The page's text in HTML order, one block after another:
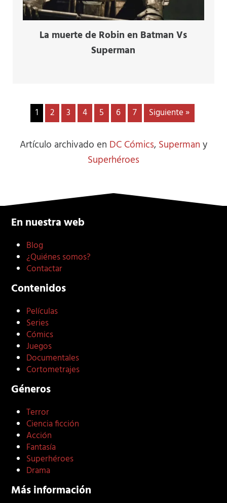
La muerte de Robin en Batman Vs
Superman
1 2 3 4 5 6 7 Siguiente »
Artículo archivado en DC Cómics, Superman y
Superhéroes
En nuestra web
Blog
¿Quiénes somos?
Contactar
Contenidos
Películas
Series
Cómics
Juegos
Documentales
Cortometrajes
Géneros
Terror
Ciencia ficción
Acción
Fantasía
Superhéroes
Drama
Más información